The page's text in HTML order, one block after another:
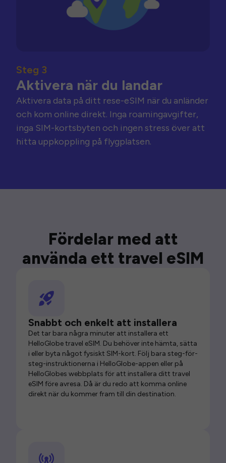
Steg 3
Aktivera när du landar
Aktivera data på ditt rese-eSIM när du anländer
och kom online direkt. Inga roamingavgifter,
inga SIM-kortsbyten och ingen stress över att
hitta uppkoppling på flygplatsen.
Fördelar med att
använda ett travel eSIM
Snabbt och enkelt att installera
Det tar bara några minuter att installera ett
HelloGlobe travel eSIM. Du behöver inte hämta, sätta
i eller byta något fysiskt SIM-kort. Följ bara steg-för-
steg-instruktionerna i HelloGlobe-appen eller på
HelloGlobes webbplats för att installera ditt travel
eSIM före avresa. Då är du redo att komma online
direkt när du kommer fram till din destination.